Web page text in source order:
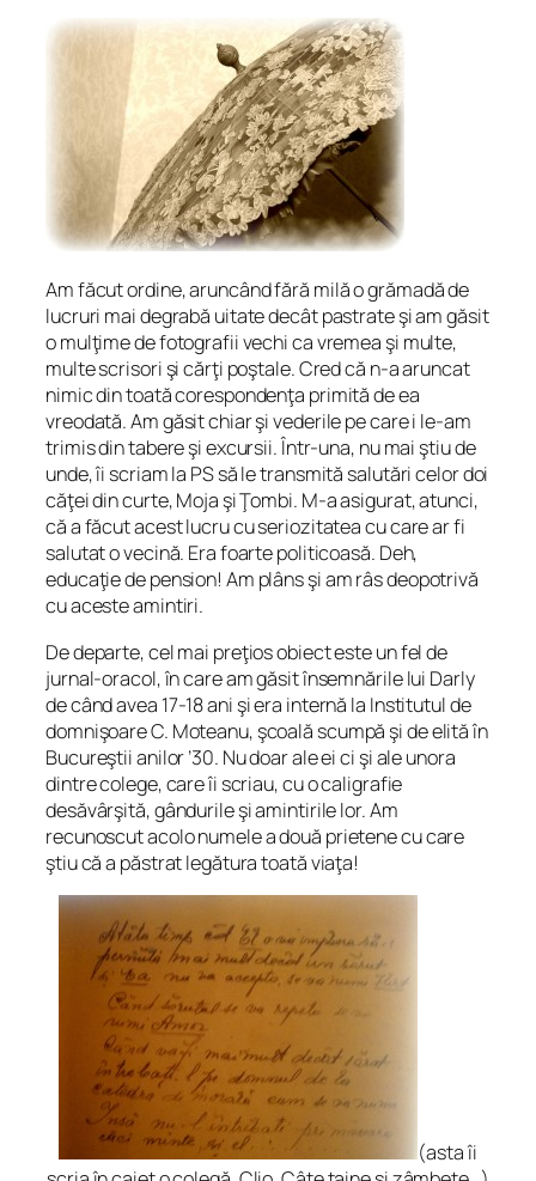
Am făcut ordine, aruncând fără milă o grămadă de
lucruri mai degrabă uitate decât pastrate şi am găsit
o mulţime de fotografii vechi ca vremea şi multe,
multe scrisori şi cărţi poştale. Cred că n-a aruncat
nimic din toată corespondenţa primită de ea
vreodată. Am găsit chiar şi vederile pe care i le-am
trimis din tabere şi excursii. Într-una, nu mai ştiu de
unde, îi scriam la PS să le transmită salutări celor doi
căţei din curte, Moja şi Ţombi. M-a asigurat, atunci,
că a făcut acest lucru cu seriozitatea cu care ar fi
salutat o vecină. Era foarte politicoasă. Deh,
educaţie de pension! Am plâns şi am râs deopotrivă
cu aceste amintiri.
De departe, cel mai preţios obiect este un fel de
jurnal-oracol, în care am găsit însemnările lui Darly
de când avea 17-18 ani şi era internă la Institutul de
domnişoare C. Moteanu, şcoală scumpă şi de elită în
Bucureştii anilor ’30. Nu doar ale ei ci şi ale unora
dintre colege, care îi scriau, cu o caligrafie
desăvârşită, gândurile şi amintirile lor. Am
recunoscut acolo numele a două prietene cu care
ştiu că a păstrat legătura toată viaţa!
(asta îi